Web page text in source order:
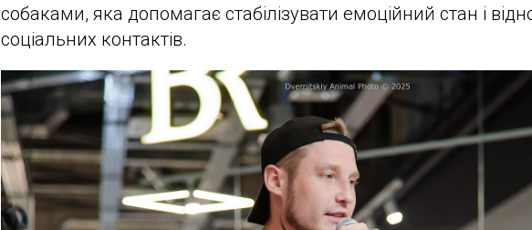
собаками, яка допомагає стабілізувати емоційний стан і
соціальних контактів.